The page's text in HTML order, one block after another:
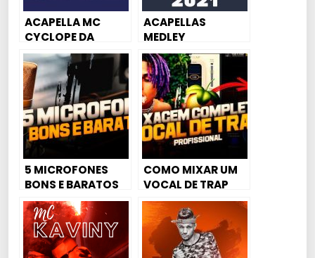
ACAPELLA MC
CYCLOPE DA
CAPITAL – NO
PIQUE DO ROÇA
ROÇA
ACAPELLAS
MEDLEY
MANDELÃO 2021 –
MC ALEMÃO DO
GRAJA
5 MICROFONES
BONS E BARATOS
PARA GRAVAÇÃO
DE VOZ
COMO MIXAR UM
VOCAL DE TRAP
(COMPLETO)